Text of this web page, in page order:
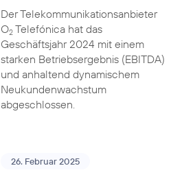
Der Telekommunikationsanbieter
O2Telefónica hat das
Geschäftsjahr 2024 mit einem
starken Betriebsergebnis (EBITDA)
und anhaltend dynamischem
Neukundenwachstum
abgeschlossen.
26. Februar 2025